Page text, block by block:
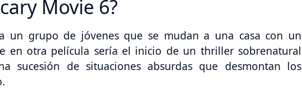
Movie 6?
un grupo de jóvenes que se mudan a una casa con un
en otra película sería el inicio de un thriller sobrenatural
sucesión de situaciones absurdas que desmontan los